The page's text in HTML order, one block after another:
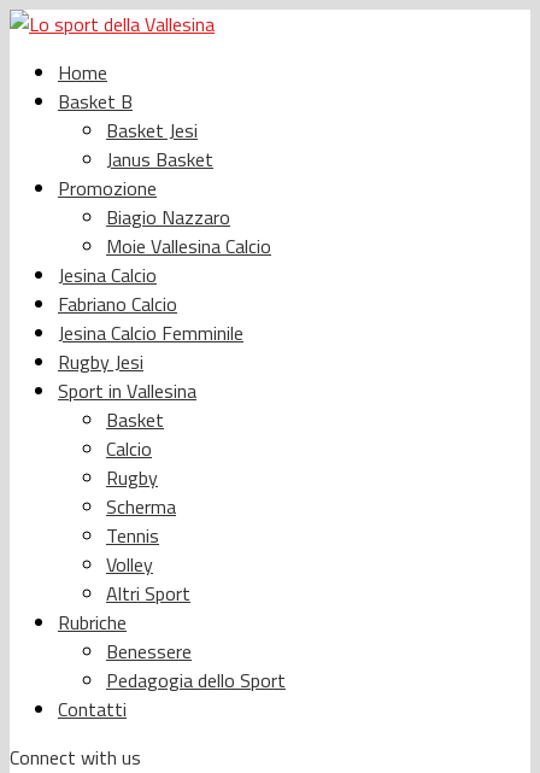
Home
Basket B
Basket Jesi
Janus Basket
Promozione
Biagio Nazzaro
Moie Vallesina Calcio
Jesina Calcio
Fabriano Calcio
Jesina Calcio Femminile
Rugby Jesi
Sport in Vallesina
Basket
Calcio
Rugby
Scherma
Tennis
Volley
Altri Sport
Rubriche
Benessere
Pedagogia dello Sport
Contatti
Connect with us